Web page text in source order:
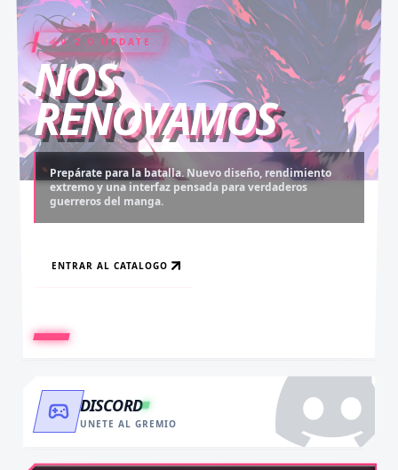
V 2.0 UPDATE
NOS
RENOVAMOS
Prepárate para la batalla. Nuevo diseño, rendimiento
extremo y una interfaz pensada para verdaderos
guerreros del manga.
ENTRAR AL CATALOGO
COIN RUSH
Desbloquea capítulos legendarios. Recarga tus monedas
y accede al contenido más exclusivo sin límites.
RECARGAR AHORA
ELITE PASS
Asciende al rango máximo. Experiencia sin anuncios,
descargas infinitas y acceso anticipado.
VER BENEFICIOS
DISCORD
UNETE AL GREMIO